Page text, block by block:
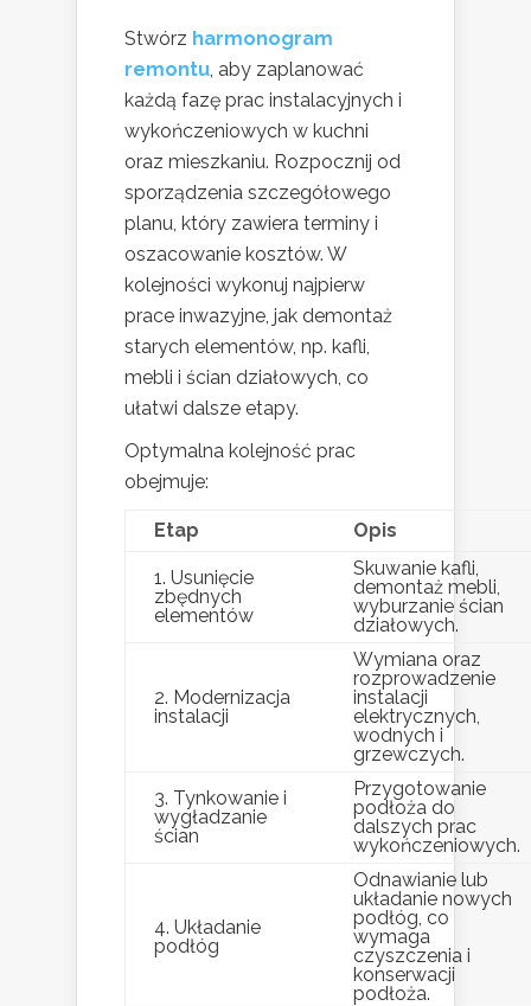
Stwórz harmonogram
remontu , aby zaplanować
każdą fazę prac instalacyjnych i
wykończeniowych w kuchni
oraz mieszkaniu. Rozpocznij od
sporządzenia szczegółowego
planu, który zawiera terminy i
oszacowanie kosztów. W
kolejności wykonuj najpierw
prace inwazyjne, jak demontaż
starych elementów, np. kafli,
mebli i ścian działowych, co
ułatwi dalsze etapy.
Optymalna kolejność prac
obejmuje:
Etap Opis
1. Usunięcie
zbędnych
elementów
Skuwanie kafli,
demontaż mebli,
wyburzanie ścian
działowych.
2. Modernizacja
instalacji
Wymiana oraz
rozprowadzenie
instalacji
elektrycznych,
wodnych i
grzewczych.
3. Tynkowanie i
wygładzanie
ścian
Przygotowanie
podłoża do
dalszych prac
wykończeniowych.
4. Układanie
podłóg
Odnawianie lub
układanie nowych
podłóg, co
wymaga
czyszczenia i
konserwacji
podłoża.